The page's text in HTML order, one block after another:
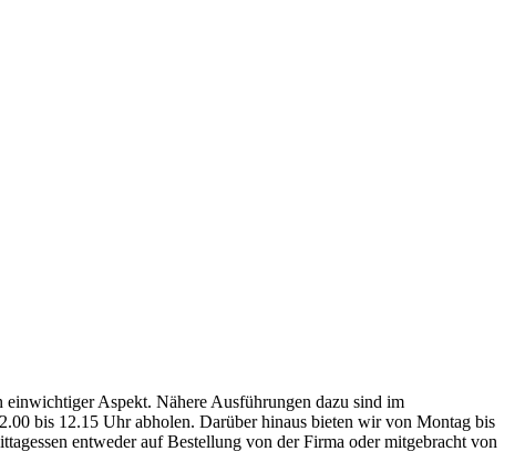
einwichtiger Aspekt. Nähere Ausführungen dazu sind im
bis 12.15 Uhr abholen. Darüber hinaus bieten wir von Montag bis
entweder auf Bestellung von der Firma oder mitgebracht von